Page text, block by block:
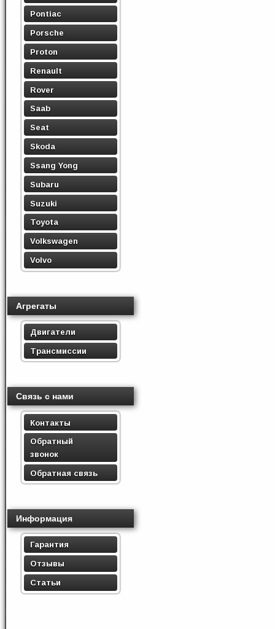
Pontiac
Porsche
Proton
Renault
Rover
Saab
Seat
Skoda
Ssang Yong
Subaru
Suzuki
Toyota
Volkswagen
Volvo
Агрегаты
Двигатели
Трансмиссии
Связь с нами
Контакты
Обратный
звонок
Обратная связь
Информация
Гарантия
Отзывы
Статьи